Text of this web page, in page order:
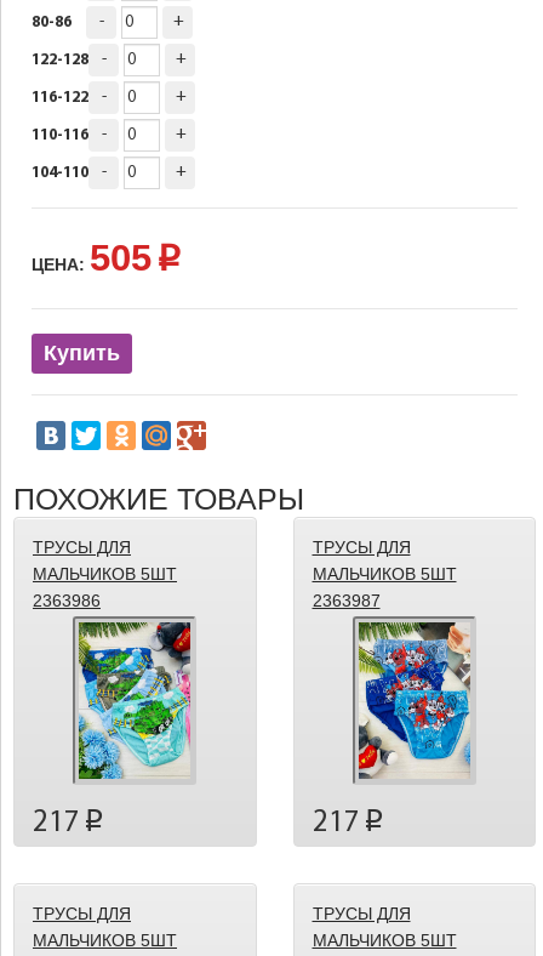
80-86 - +
122-128 - +
116-122 - +
110-116 - +
104-110 - +
ЦЕНА: 505 p
Купить
ПОХОЖИЕ ТОВАРЫ
ТРУСЫ ДЛЯ
МАЛЬЧИКОВ 5ШТ
2363986
217 p
ТРУСЫ ДЛЯ
МАЛЬЧИКОВ 5ШТ
2363987
217 p
ТРУСЫ ДЛЯ
МАЛЬЧИКОВ 5ШТ
ТРУСЫ ДЛЯ
МАЛЬЧИКОВ 5ШТ